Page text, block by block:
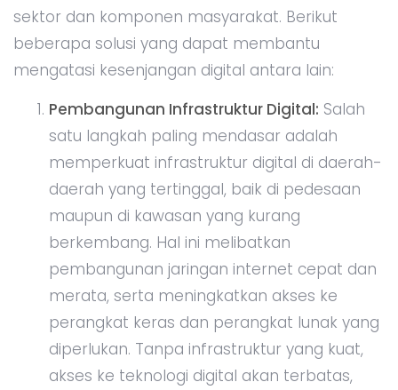
sektor dan komponen masyarakat. Berikut
beberapa solusi yang dapat membantu
mengatasi kesenjangan digital antara lain:
Pembangunan Infrastruktur Digital: Salah
satu langkah paling mendasar adalah
memperkuat infrastruktur digital di daerah-
daerah yang tertinggal, baik di pedesaan
maupun di kawasan yang kurang
berkembang. Hal ini melibatkan
pembangunan jaringan internet cepat dan
merata, serta meningkatkan akses ke
perangkat keras dan perangkat lunak yang
diperlukan. Tanpa infrastruktur yang kuat,
akses ke teknologi digital akan terbatas,